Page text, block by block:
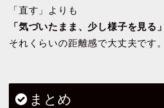
「直す」よりも
「気づいたまま、少し様子を見る」
それくらいの距離感で大丈夫です。
まとめ